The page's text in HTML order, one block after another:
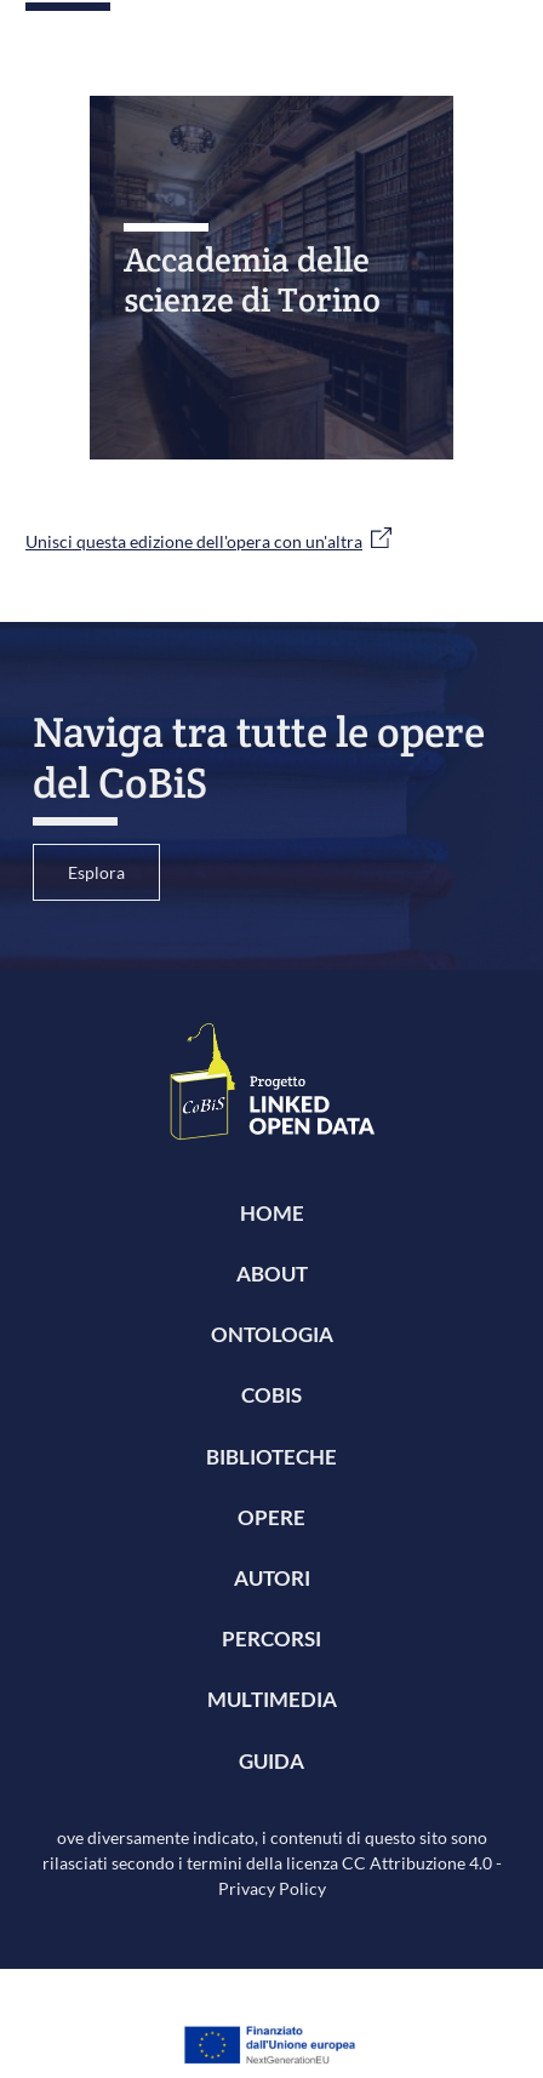
Accademia delle
scienze di Torino
Unisci questa edizione dell'opera con un'altra
Naviga tra tutte le opere
del CoBiS
Esplora
HOME
ABOUT
ONTOLOGIA
COBIS
BIBLIOTECHE
OPERE
AUTORI
PERCORSI
MULTIMEDIA
GUIDA
ove diversamente indicato, i contenuti di questo sito sono
rilasciati secondo i termini della licenza CC Attribuzione 4.0-
Privacy Policy